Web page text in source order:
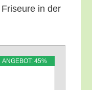
in der
ANGE­BOT: 45%